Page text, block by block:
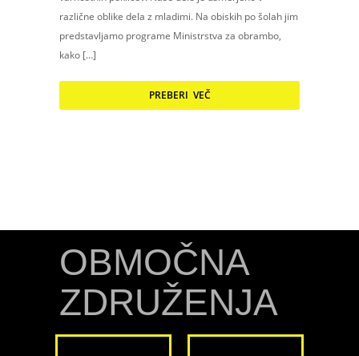
različne oblike dela z mladimi. Na obiskih po šolah jim
predstavljamo programe Ministrstva za obrambo,
kako […]
PREBERI VEČ
OBMOČNA
ZDRUŽENJA